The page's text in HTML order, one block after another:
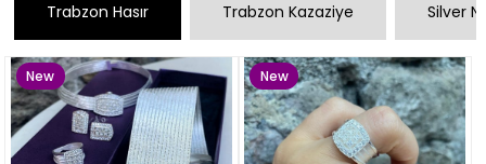
Trabzon Hasır Trabzon Kazaziye Silver
New
Item
New
Item